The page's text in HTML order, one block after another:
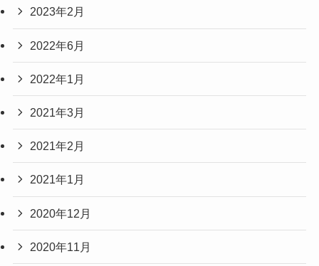
2023年2月
2022年6月
2022年1月
2021年3月
2021年2月
2021年1月
2020年12月
2020年11月